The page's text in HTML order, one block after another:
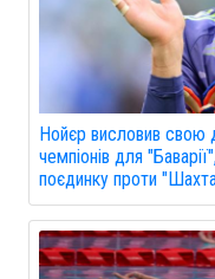
Нойєр висловив свою
чемпіонів для
поєдинку проти